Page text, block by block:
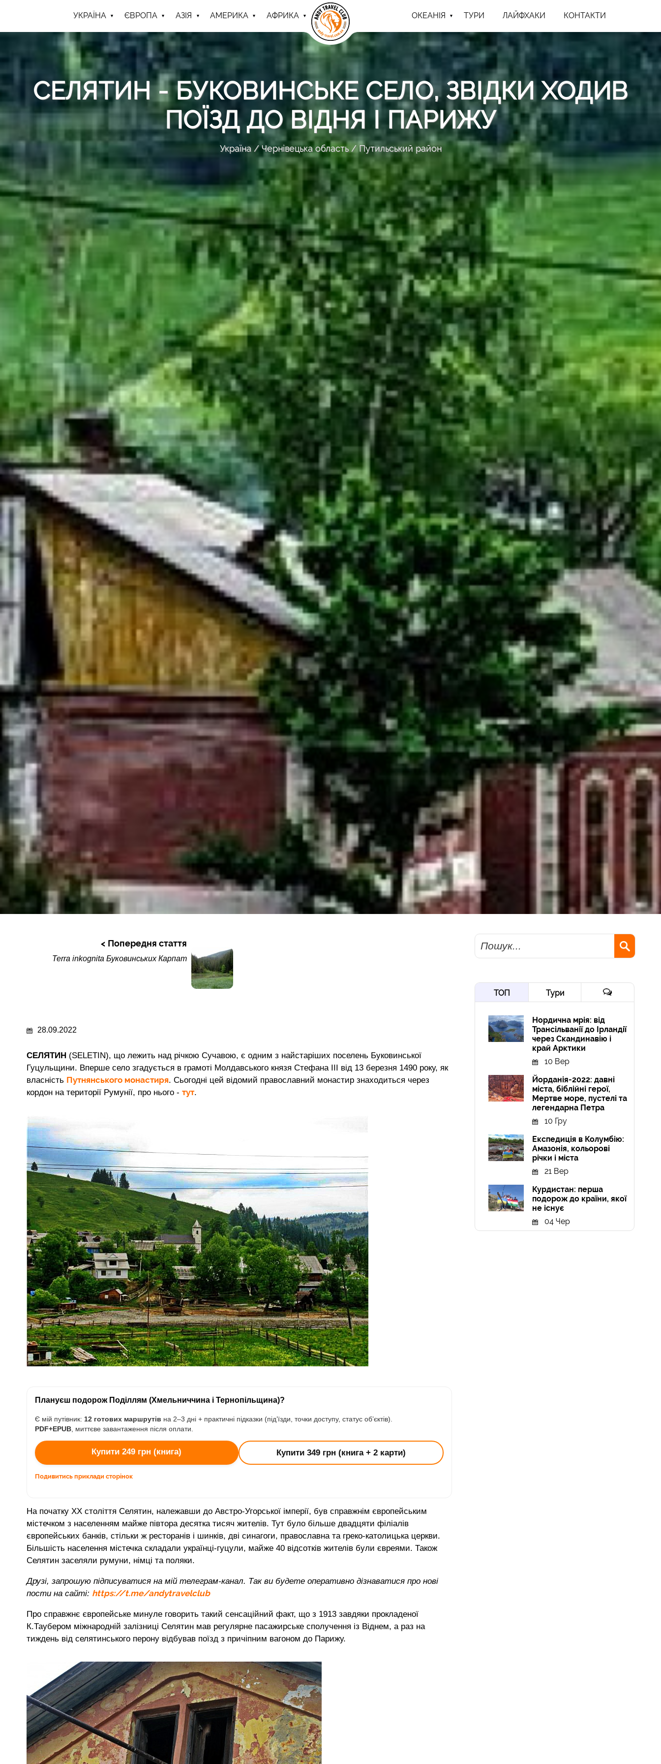
УКРАЇНА ЄВРОПА АЗІЯ АМЕРИКА АФРИКА ОКЕАНІЯ ТУРИ ЛАЙФХАКИ КОНТАКТИ
СЕЛЯТИН - БУКОВИНСЬКЕ СЕЛО, ЗВІДКИ ХОДИВ
ПОЇЗД ДО ВІДНЯ І ПАРИЖУ
Україна Чернівецька область Путильський район
Попередня стаття
Terra inkognita Буковинських Карпат
28.09.2022
СЕЛЯТИН (SELETIN), що лежить над річкою Сучавою, є одним з найстаріших поселень Буковинської
Гуцульщини. Вперше село згадується в грамоті Молдавського князя Стефана ІІІ від 13 березня 1490 року, як
власність Путнянського монастиря. Сьогодні цей відомий православний монастир знаходиться через
кордон на території Румунії, про нього - тут.
Плануєш подорож Поділлям (Хмельниччина і Тернопільщина)?
Є мій путівник: 12 готових маршрутів на 2–3 дні + практичні підказки (під’їзди, точки доступу, статус об’єктів).
PDF+EPUB , миттєве завантаження після оплати.
Купити 249 грн (книга) Купити 349 грн (книга + 2 карти)
Подивитись приклади сторінок
На початку ХХ століття Селятин, належавши до Австро-Угорської імперії, був справжнім європейським
містечком з населенням майже півтора десятка тисяч жителів. Тут було більше двадцяти філіалів
європейських банків, стільки ж ресторанів і шинків, дві синагоги, православна та греко-католицька церкви.
Більшість населення містечка складали українці-гуцули, майже 40 відсотків жителів були євреями. Також
Селятин заселяли румуни, німці та поляки.
Друзі, запрошую підписуватися на мій телеграм-канал. Так ви будете оперативно дізнаватися про нові
пости на сайті: https://t.me/andytravelclub
Про справжнє європейське минуле говорить такий сенсаційний факт, що з 1913 завдяки прокладеної
К.Таубером міжнародній залізниці Селятин мав регулярне пасажирське сполучення із Віднем, а раз на
тиждень від селятинського перону відбував поїзд з причіпним вагоном до Парижу.
Пошук
ТОП Тури
Нордична мрія: від
Трансільванії до Ірландії
через Скандинавію і
край Арктики
10 Вер
Йорданія-2022: давні
міста, біблійні герої,
Мертве море, пустелі та
легендарна Петра
10 Гру
Експедиція в Колумбію:
Амазонія, кольорові
річки і міста
21 Вер
Курдистан: перша
подорож до країни, якої
не існує
04 Чер